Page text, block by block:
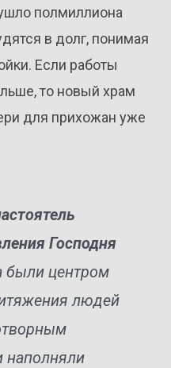
полмиллиона
в долг, понимая
Если работы
то новый храм
для прихожан уже
Господня
были центром
людей
наполняли